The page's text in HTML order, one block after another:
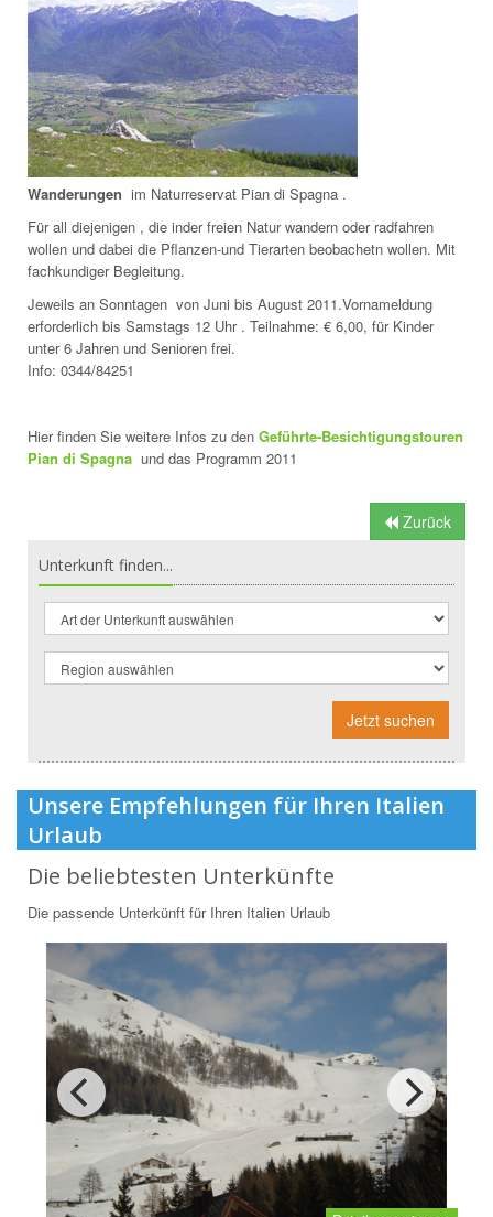
Wanderungen im Naturreservat Pian di Spagna .
Für all diejenigen , die inder freien Natur wandern oder radfahren
wollen und dabei die Pflanzen-und Tierarten beobachetn wollen. Mit
fachkundiger Begleitung.
Jeweils an Sonntagen von Juni bis August 2011.Vornameldung
erforderlich bis Samstags 12 Uhr . Teilnahme: € 6,00, für Kinder
unter 6 Jahren und Senioren frei.
Info: 0344/84251
Hier finden Sie weitere Infos zu den Geführte-Besichtigungstouren
Pian di Spagna und das Programm 2011
Zurück
Unterkunft finden...
Jetzt suchen
Unsere Empfehlungen für Ihren Italien
Urlaub
Die beliebtesten Unterkünfte
Die passende Unterkünft für Ihren Italien Urlaub